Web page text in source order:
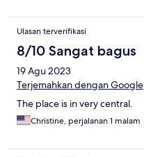
Ulasan terverifikasi
8/10 Sangat bagus
19 Agu 2023
Terjemahkan dengan Google
The place is in very central.
Christine, perjalanan 1 malam